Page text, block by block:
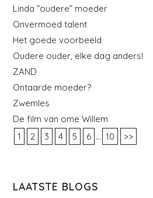
Linda ”oudere” moeder
Onvermoed talent
Het goede voorbeeld
Oudere ouder, elke dag anders!
ZAND
Ontaarde moeder?
Zwemles
De film van ome Willem
1
2 3 4 5 6 ... 10 >>
LAATSTE BLOGS